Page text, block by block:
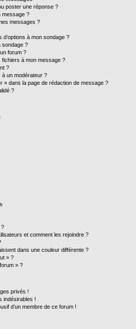
poster une réponse ?
message ?
messages ?
d’options à mon sondage ?
sondage ?
forum ?
fichiers à mon message ?
?
un modérateur ?
» dans la page de rédaction de message ?
?
?
et comment les rejoindre ?
dans une couleur différente ?
» ?
» ?
privés !
indésirables !
d’un membre de ce forum !